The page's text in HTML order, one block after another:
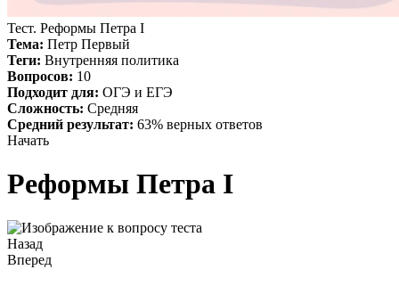
Тест. Реформы Петра I
Тема: Петр Первый
Теги: Внутренняя политика
Вопросов: 10
Подходит для: ОГЭ и ЕГЭ
Сложность: Средняя
Средний результат: 63% верных ответов
Начать
Реформы Петра I
Назад
Вперед